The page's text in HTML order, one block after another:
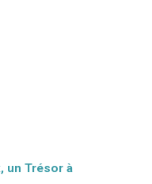
un Trésor à